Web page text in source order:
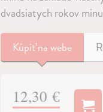
dvadsiatych rokov
Kúpiťna webe
12,30 €